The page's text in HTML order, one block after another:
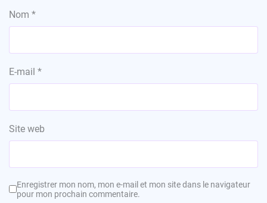
Nom *
E-mail *
Site web
Enregistrer mon nom, mon e-mail et mon site dans le navigateur
pour mon prochain commentaire.